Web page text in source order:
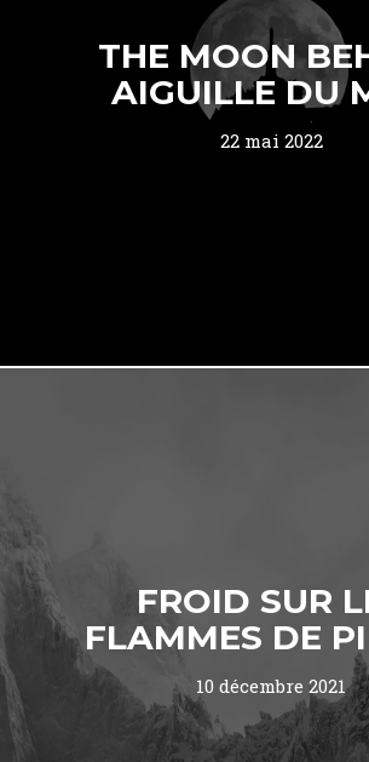
THE MOON
AIGUILLE DU
22 mai 2022
FROID SUR
FLAMMES DE
10 décembre 2021